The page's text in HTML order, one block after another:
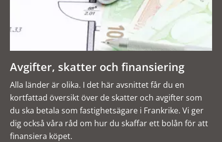
Avgifter, skatter och finansiering
Alla länder är olika. I det här avsnittet får du en
kortfattad översikt över de skatter och avgifter som
du ska betala som fastighetsägare i Frankrike. Vi ger
dig också våra råd om hur du skaffar ett bolån för att
finansiera köpet.